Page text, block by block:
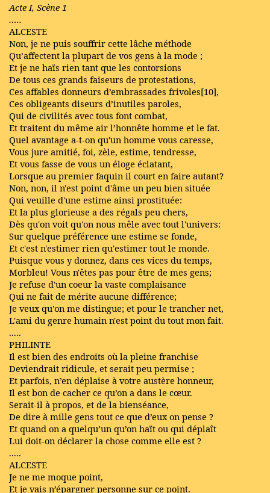
Acte I, Scène 1
…..
ALCESTE
Non, je ne puis souffrir cette lâche méthode
Qu’affectent la plupart de vos gens à la mode ;
Et je ne haïs rien tant que les contorsions
De tous ces grands faiseurs de protestations,
Ces affables donneurs d’embrassades frivoles[10],
Ces obligeants diseurs d’inutiles paroles,
Qui de civilités avec tous font combat,
Et traitent du même air l’honnête homme et le fat.
Quel avantage a-t-on qu'un homme vous caresse,
Vous jure amitié, foi, zèle, estime, tendresse,
Et vous fasse de vous un éloge éclatant,
Lorsque au premier faquin il court en faire autant?
Non, non, il n'est point d'âme un peu bien située
Qui veuille d'une estime ainsi prostituée:
Et la plus glorieuse a des régals peu chers,
Dès qu'on voit qu'on nous mêle avec tout l'univers:
Sur quelque préférence une estime se fonde,
Et c'est n'estimer rien qu'estimer tout le monde.
Puisque vous y donnez, dans ces vices du temps,
Morbleu! Vous n'êtes pas pour être de mes gens;
Je refuse d'un coeur la vaste complaisance
Qui ne fait de mérite aucune différence;
Je veux qu'on me distingue; et pour le trancher net,
L'ami du genre humain n'est point du tout mon fait.
.....
PHILINTE
Il est bien des endroits où la pleine franchise
Deviendrait ridicule, et serait peu permise ;
Et parfois, n’en déplaise à votre austère honneur,
Il est bon de cacher ce qu’on a dans le cœur.
Serait-il à propos, et de la bienséance,
De dire à mille gens tout ce que d’eux on pense ?
Et quand on a quelqu’un qu’on haït ou qui déplaît
Lui doit-on déclarer la chose comme elle est ?
.....
ALCESTE
Je ne me moque point,
Et je vais n’épargner personne sur ce point.